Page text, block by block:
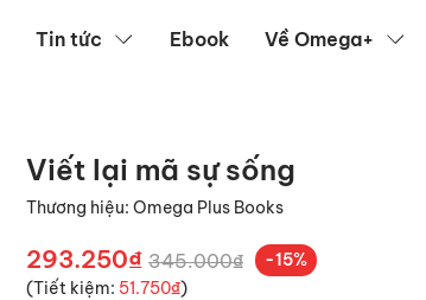
Tin tức Ebook Về Omega+
Viết lại mã sự sống
Thương hiệu: Omega Plus Books
293.250₫ 345.000₫
-15%
(Tiết kiệm: 51.750₫)